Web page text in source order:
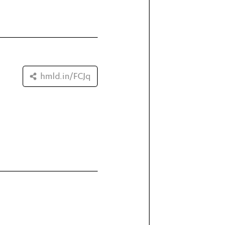
hmld.in/FCJq